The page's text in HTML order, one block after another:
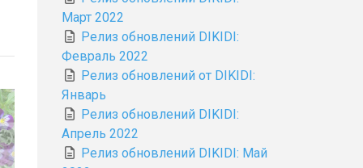
Март 2022
Релиз обновлений DIKIDI:
Февраль 2022
Релиз обновлений от DIKIDI:
Январь
Релиз обновлений DIKIDI:
Апрель 2022
Релиз обновлений DIKIDI: Май